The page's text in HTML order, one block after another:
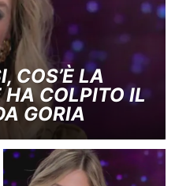
COS’È LA
HA COLPITO IL
GORIA